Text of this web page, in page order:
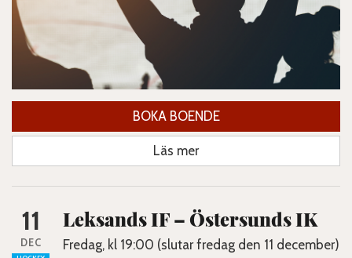
BOKA BOENDE
Läs mer
11
DEC
Leksands IF – Östersunds IK
Fredag, kl 19:00 (slutar fredag den 11 december)